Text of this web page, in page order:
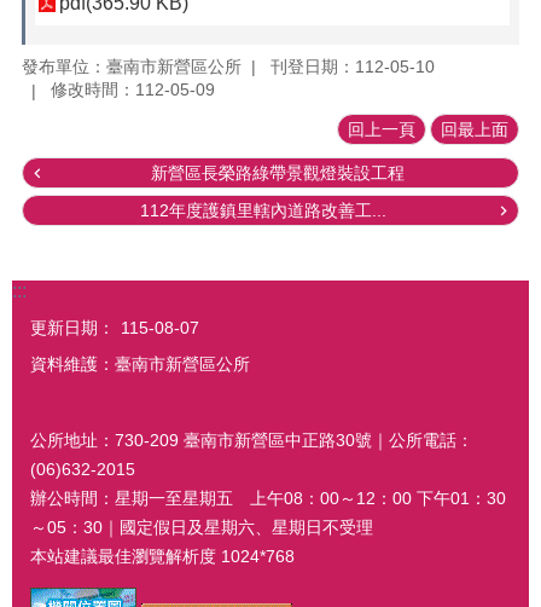
發布單位：臺南市新營區公所
刊登日期：112-05-10
修改時間：112-05-09
回上一頁 回最上面
新營區長榮路綠帶景觀燈裝設工程
112年度護鎮里轄內道路改善工...
:::
更新日期：
115-08-07
資料維護：臺南市新營區公所
公所地址：730-209 臺南市新營區中正路30號｜公所電話：
(06)632-2015
辦公時間：星期一至星期五 上午08：00～12：00 下午01：30
～05：30｜國定假日及星期六、星期日不受理
本站建議最佳瀏覽解析度 1024*768